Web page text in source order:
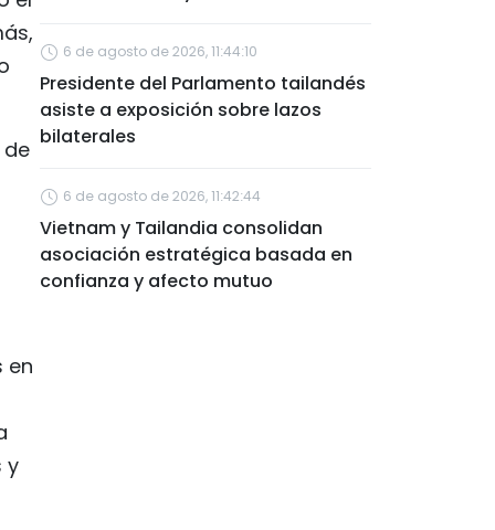
en
y
6 de agosto de 2026, 11:44:10
Presidente del Parlamento tailandés
asiste a exposición sobre lazos
bilaterales
6 de agosto de 2026, 11:42:44
Vietnam y Tailandia consolidan
asociación estratégica basada en
confianza y afecto mutuo